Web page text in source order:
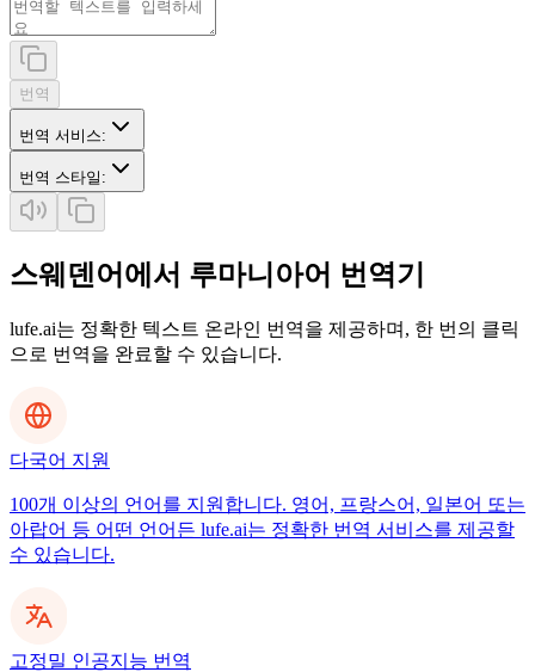
번역
번역 서비스:
번역 스타일 :
스웨덴어에서 루마니아어 번역기
lufe.ai는 정확한 텍스트 온라인 번역을 제공하며, 한 번의 클릭
으로 번역을 완료할 수 있습니다.
다국어 지원
100개 이상의 언어를 지원합니다. 영어, 프랑스어, 일본어 또는
아랍어 등 어떤 언어든 lufe.ai는 정확한 번역 서비스를 제공할
수 있습니다.
고정밀 인공지능 번역